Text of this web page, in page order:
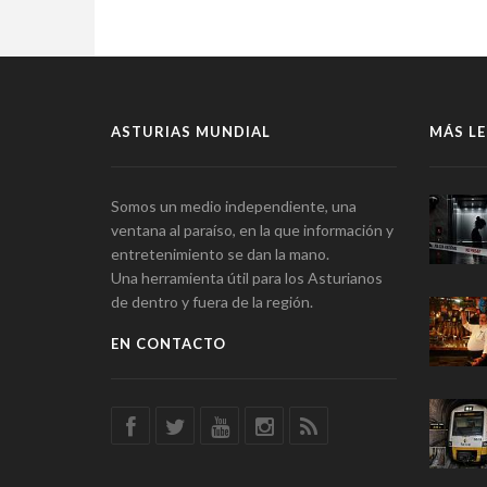
ASTURIAS MUNDIAL
Somos un medio independiente, una
ventana al paraíso, en la que información y
entretenimiento se dan la mano.
Una herramienta útil para los Asturianos
de dentro y fuera de la región.
EN CONTACTO
MÁS